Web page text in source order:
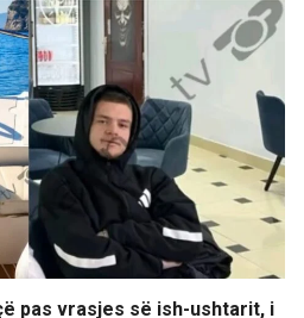
pas vrasjes së ish-ushtarit, i